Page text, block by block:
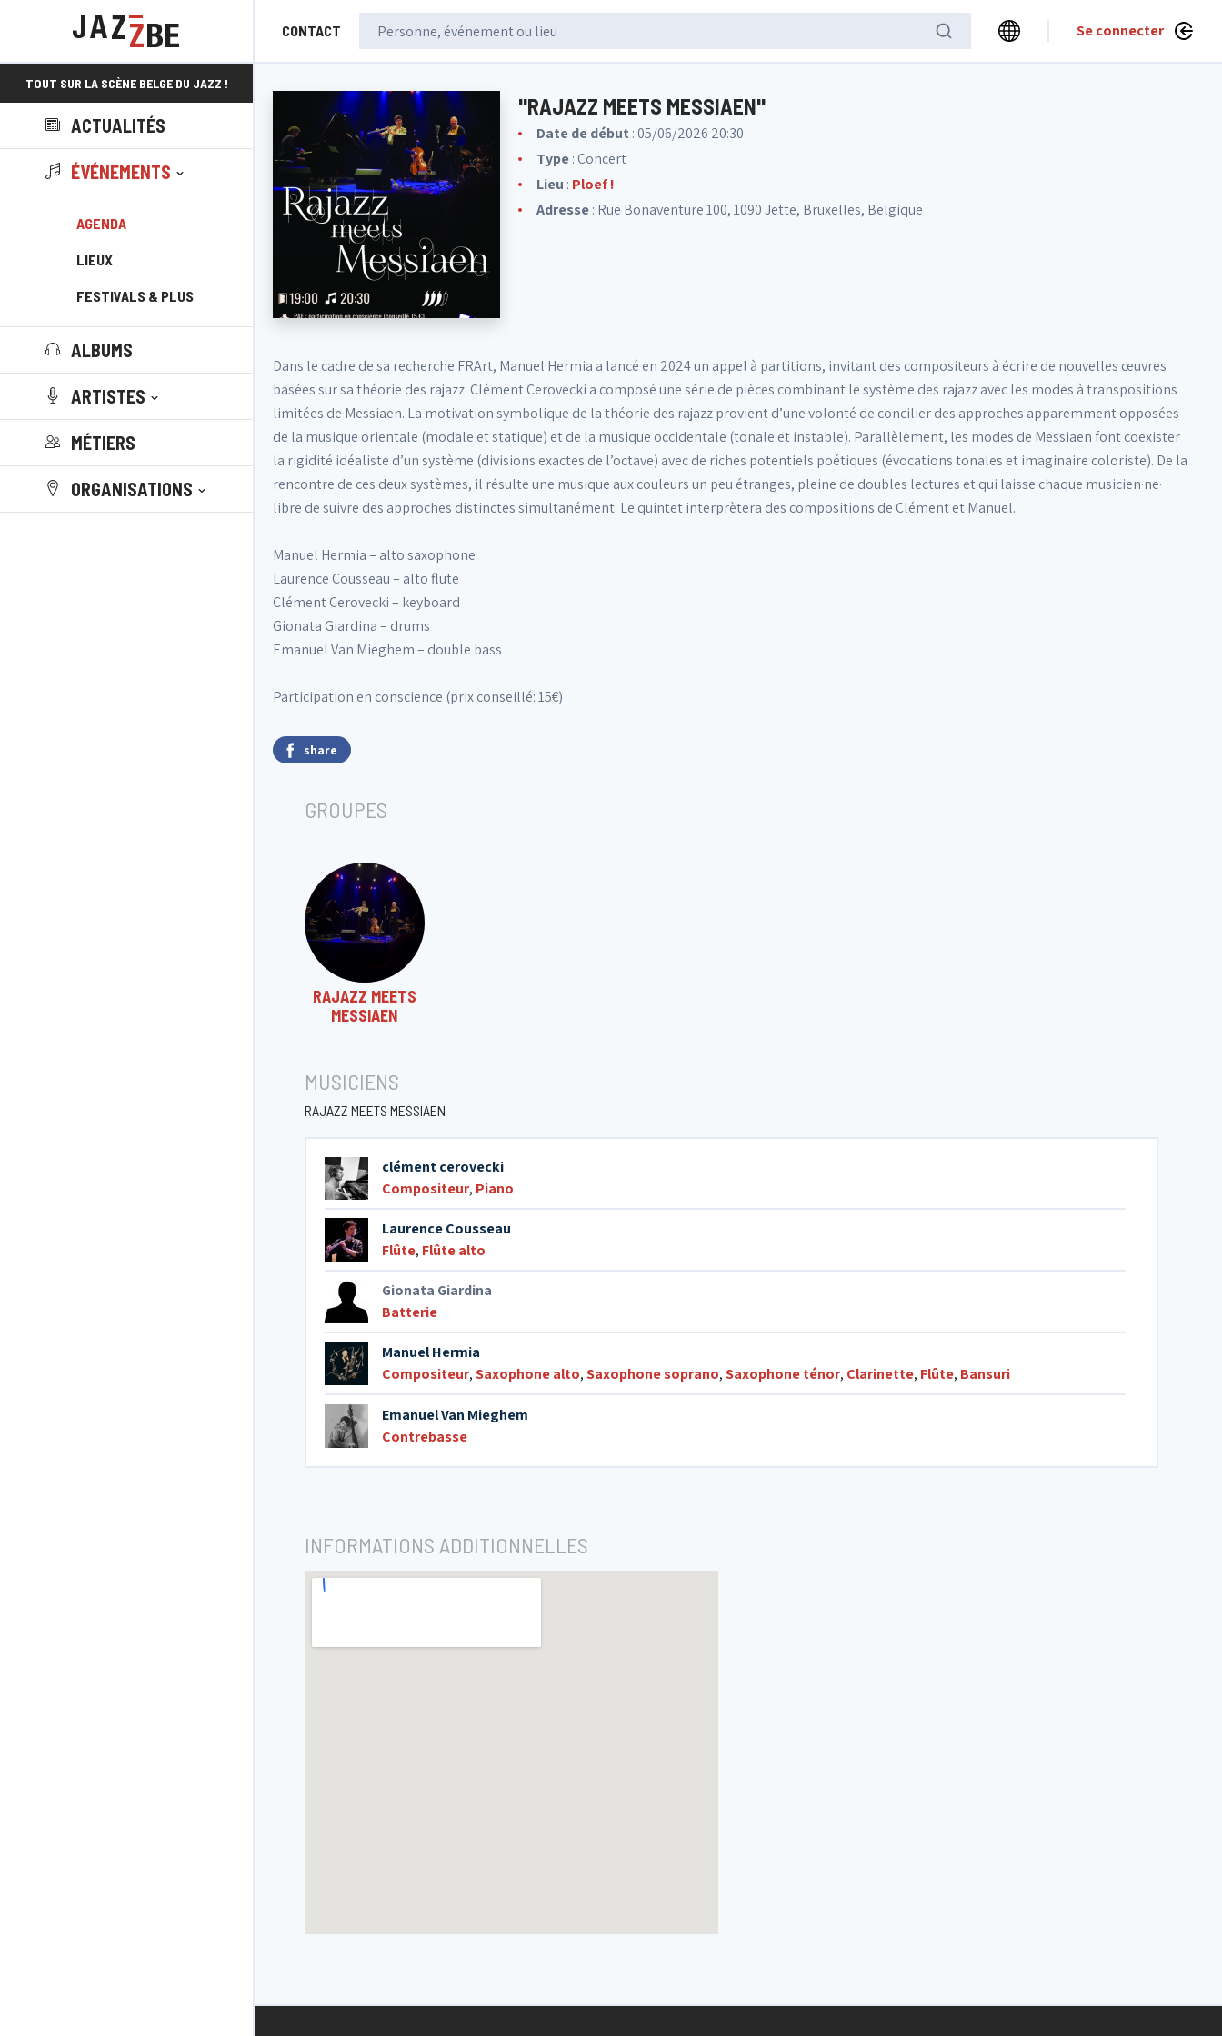
CONTACT Se connecter
TOUT SUR LA SCÈNE BELGE DU JAZZ !
ACTUALITÉS
ÉVÉNEMENTS
AGENDA
LIEUX
FESTIVALS & PLUS
ALBUMS
ARTISTES
MÉTIERS
ORGANISATIONS
"RAJAZZ MEETS MESSIAEN"
Date de début : 05/06/2026 20:30
Type: Concert
Lieu : Ploef !
Adresse: Rue Bonaventure 100, 1090 Jette, Bruxelles, Belgique
Dans le cadre de sa recherche FRArt, Manuel Hermia a lancé en 2024 un appel à partitions, invitant des compositeurs à écrire de nouvelles œuvres
basées sur sa théorie des rajazz. Clément Cerovecki a composé une série de pièces combinant le système des rajazz avec les modes à transpositions
limitées de Messiaen. La motivation symbolique de la théorie des rajazz provient d’une volonté de concilier des approches apparemment opposées
de la musique orientale (modale et statique) et de la musique occidentale (tonale et instable). Parallèlement, les modes de Messiaen font coexister
la rigidité idéaliste d’un système (divisions exactes de l’octave) avec de riches potentiels poétiques (évocations tonales et imaginaire coloriste). De la
rencontre de ces deux systèmes, il résulte une musique aux couleurs un peu étranges, pleine de doubles lectures et qui laisse chaque musicien·ne·
libre de suivre des approches distinctes simultanément. Le quintet interprètera des compositions de Clément et Manuel.
Manuel Hermia – alto saxophone
Laurence Cousseau – alto flute
Clément Cerovecki – keyboard
Gionata Giardina – drums
Emanuel Van Mieghem – double bass
Participation en conscience (prix conseillé: 15€)
share
GROUPES
RAJAZZ MEETS
MESSIAEN
MUSICIENS
RAJAZZ MEETS MESSIAEN
clément cerovecki
Compositeur, Piano
Laurence Cousseau
Flûte, Flûte alto
Gionata Giardina
Batterie
Manuel Hermia
Compositeur,Saxophone alto,Saxophone soprano,Saxophone ténor, Clarinette, Flûte, Bansuri
Emanuel Van Mieghem
Contrebasse
INFORMATIONS ADDITIONNELLES